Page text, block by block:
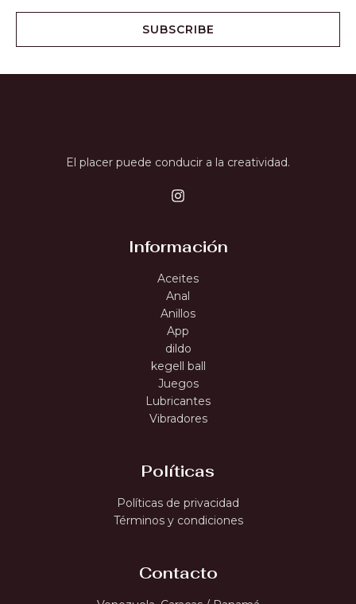
SUBSCRIBE
El placer puede conducir a la creatividad.
Información
Aceites
Anal
Anillos
App
dildo
kegell ball
Juegos
Lubricantes
Vibradores
Políticas
Políticas de privacidad
Términos y condiciones
Contacto